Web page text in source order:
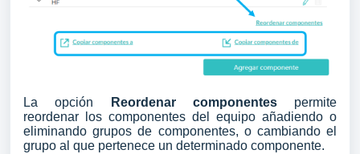
La opción Reordenar componentespermite
reordenar los componentes del equipo añadiendo o
eliminando grupos de componentes, o cambiando el
grupo al que pertenece un determinado componente.